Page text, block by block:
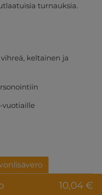
turnauksia.
keltainen ja
vuotiaille
10,04 €